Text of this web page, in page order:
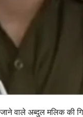
वाले अब्दुल मलिक की